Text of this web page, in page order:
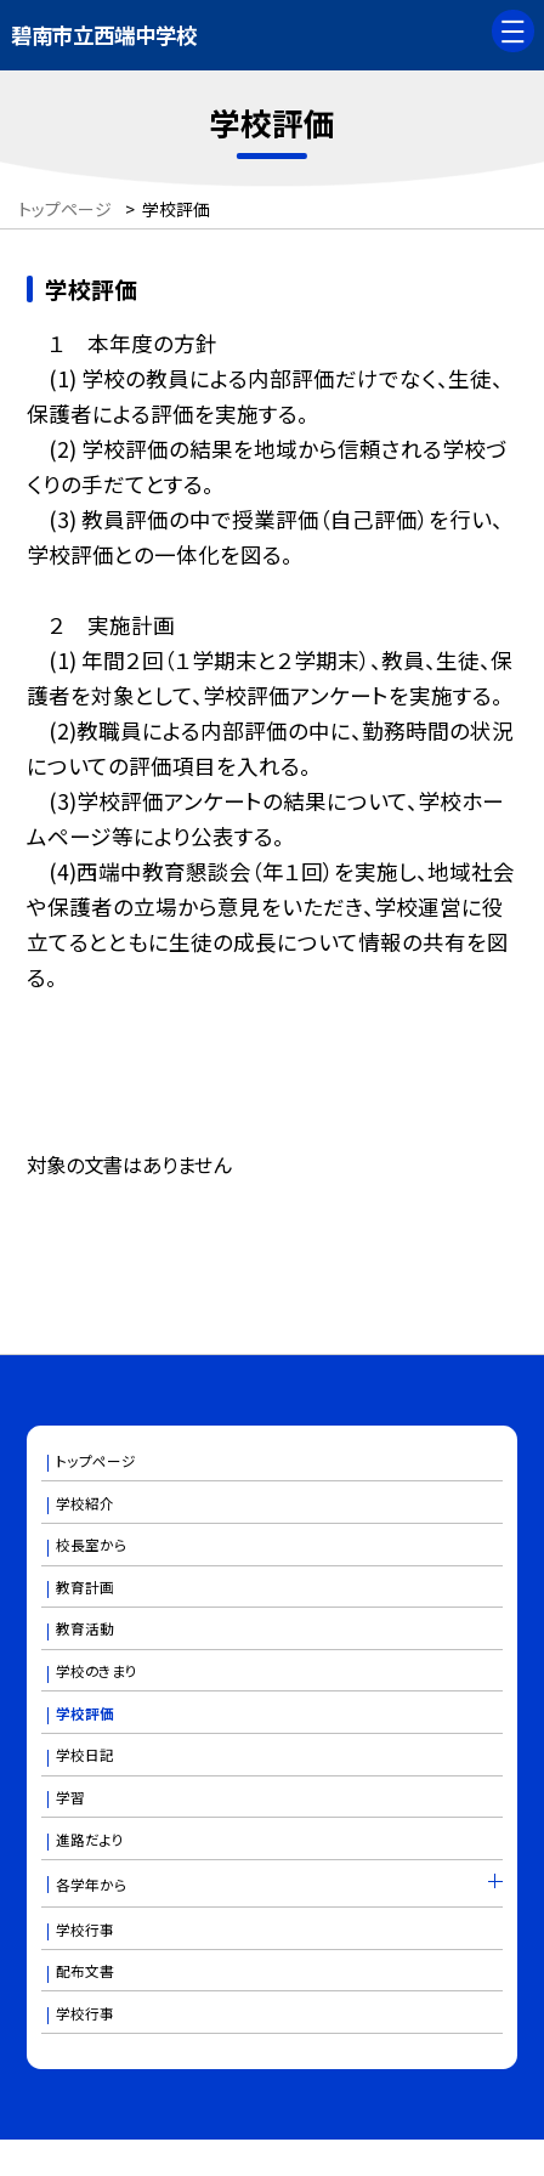
碧南市立西端中学校
学校評価
トップページ > 学校評価
学校評価
１ 本年度の方針
(1) 学校の教員による内部評価だけでなく、生徒、
保護者による評価を実施する。
(2) 学校評価の結果を地域から信頼される学校づ
くりの手だてとする。
(3) 教員評価の中で授業評価（自己評価）を行い、
学校評価との一体化を図る。
２ 実施計画
(1) 年間２回（１学期末と２学期末）、教員、生徒、保
護者を対象として、学校評価アンケートを実施する。
(2)教職員による内部評価の中に、勤務時間の状況
についての評価項目を入れる。
(3)学校評価アンケートの結果について、学校ホー
ムページ等により公表する。
(4)西端中教育懇談会（年１回）を実施し、地域社会
や保護者の立場から意見をいただき、学校運営に役
立てるとともに生徒の成長について情報の共有を図
る。
対象の文書はありません
トップページ
学校紹介
校長室から
教育計画
教育活動
学校のきまり
学校評価
学校日記
学習
進路だより
各学年から
学校行事
配布文書
学校行事